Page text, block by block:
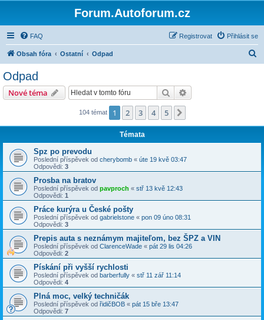
Forum.Autoforum.cz
FAQ Přihlásit se
Registrovat
Obsah fóra Ostatní Odpad
Odpad
Nové téma Hledat
104 témat 1 2 3 4 5
Témata
Spz po prevodu
Poslední příspěvek od cherybomb « úte 19 kvě 03:47
Odpovědi: 3
Prosba na bratov
Poslední příspěvek od pavproch « stř 13 kvě 12:43
Odpovědi: 1
Práce kurýra u České pošty
Poslední příspěvek od gabrielstone « pon 09 úno 08:31
Odpovědi: 3
Prepis auta s neznámym majiteľom, bez ŠPZ a VIN
Poslední příspěvek od ClarenceWade « pát 29 lis 04:26
Odpovědi: 2
Pískání při vyšší rychlosti
Poslední příspěvek od barberfully « stř 11 zář 11:14
Odpovědi: 4
Plná moc, velký techničák
Poslední příspěvek od řidičBOB « pát 15 bře 13:47
Odpovědi: 7